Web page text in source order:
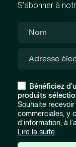
S'abonner à
Bénéficiez
produits
Souhaite
commerciales, y
d'information, à
Lire la suite